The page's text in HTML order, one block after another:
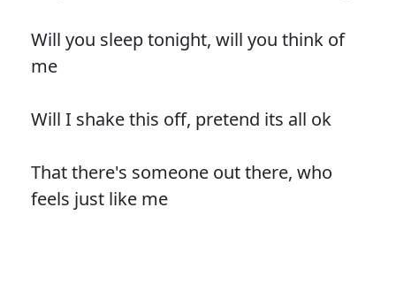
Will you sleep tonight, will you think of
me
Will I shake this off, pretend its all ok
That there's someone out there, who
feels just like me